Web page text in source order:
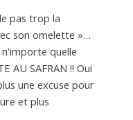
pas trop la
son omelette »…
quelle
AU SAFRAN !! Oui
une excuse pour
et plus